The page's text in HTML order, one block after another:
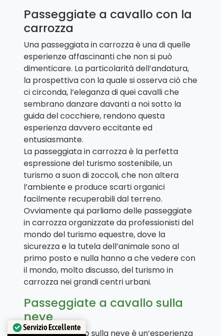
Passeggiate a cavallo con la
carrozza
Una passeggiata in carrozza è una di quelle
esperienze affascinanti che non si può
dimenticare. La particolarità dell’andatura,
la prospettiva con la quale si osserva ciò che
ci circonda, l’eleganza di quei cavalli che
sembrano danzare davanti a noi sotto la
guida del cocchiere, rendono questa
esperienza davvero eccitante ed
entusiasmante.
La passeggiata in carrozza è la perfetta
espressione del turismo sostenibile, un
turismo a suon di zoccoli, che non altera
l’ambiente e produce scarti organici
facilmente recuperabili dal terreno.
Ovviamente qui parliamo delle passeggiate
in carrozza organizzate da professionisti del
mondo del turismo equestre, dove la
sicurezza e la tutela dell’animale sono al
primo posto e nulla hanno a che vedere con
il mondo, molto discusso, del turismo in
carrozza nei grandi centri urbani.
Passeggiate a cavallo sulla
neve
Andare a cavallo sulla neve è un’esperienza
Servizio Eccellente